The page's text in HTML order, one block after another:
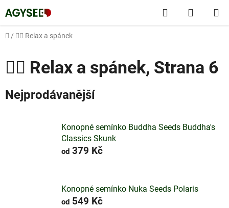
na
obsah
Hledat
KOŠÍK
Domů
/ 💆‍♀️ Relax a spánek
💆‍♀️ Relax a spánek, Strana 6
Nejprodávanější
Konopné semínko Buddha Seeds Buddha's
Classics Skunk
od 379 Kč
Konopné semínko Nuka Seeds Polaris
od 549 Kč